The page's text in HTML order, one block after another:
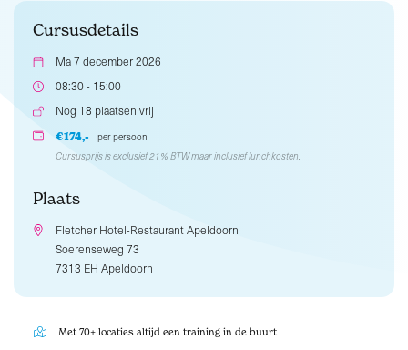
Cursusdetails
Ma 7 december 2026
08:30 - 15:00
Nog 18 plaatsen vrij
€174,-
per persoon
Cursusprijs is exclusief 21% BTW maar inclusief lunchkosten.
Plaats
Fletcher Hotel-Restaurant Apeldoorn
Soerenseweg 73
7313 EH Apeldoorn
Met 70+ locaties altijd een training in de buurt